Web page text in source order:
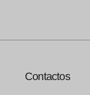
Contactos